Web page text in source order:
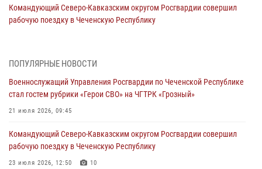
Командующий Северо-Кавказским округом Росгвардии совершил
рабочую поездку в Чеченскую Республику
Военнослужащий Управления Росгвардии по Чеченской Республике
21 июля 2026, 09:45
В ДНР росгвардейцы уничтожили около 80 вражеских
19 июля 2026, 13:50
В Грозном Росгвардия обеспечила безопасность конно-спортивных
ПОПУЛЯРНЫЕ НОВОСТИ
Военнослужащий Управления Росгвардии по Чеченской Республике
стал гостем рубрики «Герои СВО» на ЧГТРК «Грозный»
21 июля 2026, 09:45
Командующий Северо-Кавказским округом Росгвардии совершил
рабочую поездку в Чеченскую Республику
23 июля 2026, 12:50 10